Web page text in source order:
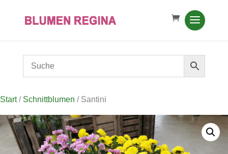
Start/ Schnittblumen / Santini